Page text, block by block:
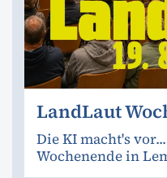
LandLaut
Die KI macht's
Wochenende in